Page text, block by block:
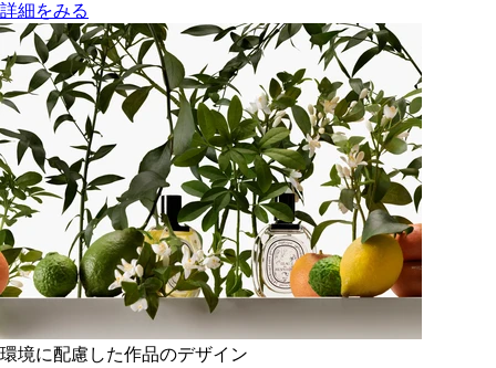
詳細をみる
環境に配慮した作品のデザイン